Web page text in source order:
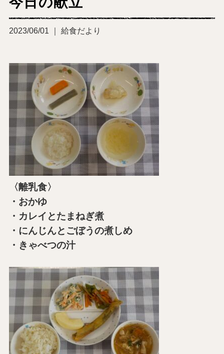
2023/06/01 ｜ 給食だより
〈離乳食〉
・おかゆ
・カレイとたまねぎ煮
・にんじんとごぼうの煮しめ
・きゃべつの汁